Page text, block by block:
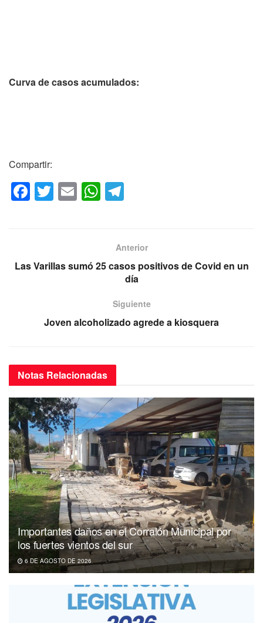
Curva de casos acumulados:
Compartir:
F
a
b
T
wi
E
m
W
h
A
gr
a
m
Anterior
Las Varillas sumó 25 casos positivos de Covid en un
día
Siguiente
Joven alcoholizado agrede a kiosquera
Notas Relacionadas
Importantes daños en el Corralón Municipal por
los fuertes vientos del sur
6 DE AGOSTO DE 2026